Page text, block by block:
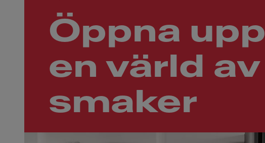
Öppna upp
en värld av
smaker